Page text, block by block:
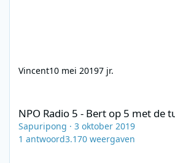
Vincent10 mei 20197 jr.
NPO Radio 5 - Bert op 5 met de
Sapuripong · 3 oktober 2019
1 antwoord3.170 weergaven